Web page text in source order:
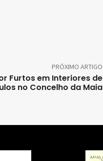
PRÓXIMO ARTIGO
Furtos em Interiores de
no Concelho da Maia